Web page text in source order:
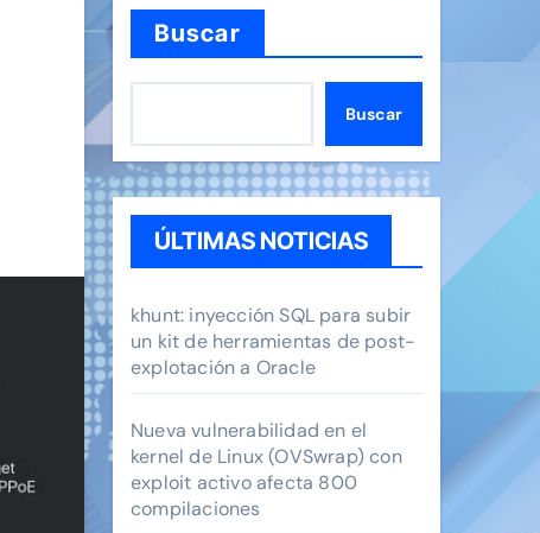
Buscar
Buscar
ÚLTIMAS NOTICIAS
khunt: inyección SQL para subir
un kit de herramientas de post-
explotación a Oracle
Nueva vulnerabilidad en el
kernel de Linux (OVSwrap) con
exploit activo afecta 800
compilaciones